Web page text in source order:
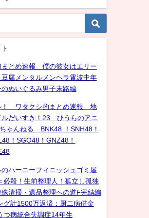
まとめ速報 僕の彼女はエリー
腐メンタルメンヘラ電波中年
ぬいぐるみ男子末路編
！ ワタクシ的まとめ速報 地
ルだいすき！23 ひうらのアニ
ゃんねる BNK48 ！SNH48！
！SGO48！GNZ48！
のハーニーフィニッシュゴミ屋
必殺！生前整理人！孤立し孤独
清掃・遺品整理への道F完結編
グ計1500万返済：厨二病借金
つ病統合失調症14年生